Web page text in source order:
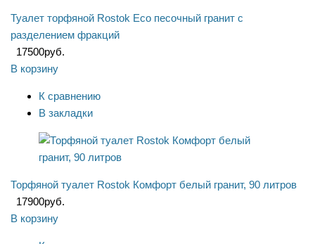
Туалет торфяной Rostok Eco песочный гранит с
разделением фракций
17500руб.
В корзину
К сравнению
В закладки
Торфяной туалет Rostok Комфорт белый гранит, 90 литров
17900руб.
В корзину